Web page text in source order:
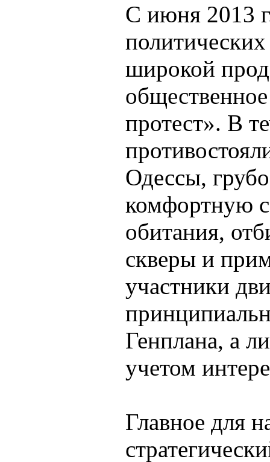
С июня 2013
широкой
протест». В
Одессы,
комфортную
обитания,
скверы и
участники
Генплана, а
учетом
Главное для